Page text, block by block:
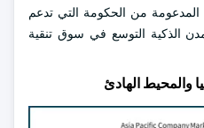
المدعومة من الحكومة التي تدعم
الذكية التوسع في سوق تنقية
والمحيط الهادئ